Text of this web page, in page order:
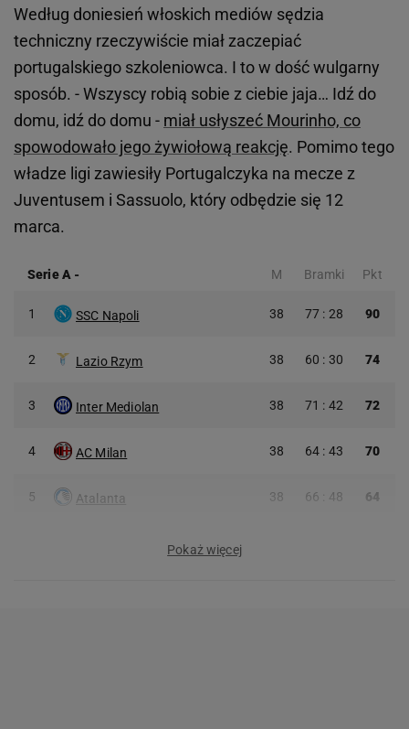
Według doniesień włoskich mediów sędzia
techniczny rzeczywiście miał zaczepiać
portugalskiego szkoleniowca. I to w dość wulgarny
sposób. - Wszyscy robią sobie z ciebie jaja… Idź do
domu, idź do domu - miał usłyszeć Mourinho, co
spowodowało jego żywiołową reakcję. Pomimo tego
władze ligi zawiesiły Portugalczyka na mecze z
Juventusem i Sassuolo, który odbędzie się 12
marca.
Serie A - M Bramki Pkt
1 SSC Napoli 38 77 : 28 90
2 Lazio Rzym 38 60 : 30 74
3 Inter Mediolan 38 71 : 42 72
4 AC Milan 38 64 : 43 70
5 Atalanta 38 66 : 48 64
Pokaż więcej